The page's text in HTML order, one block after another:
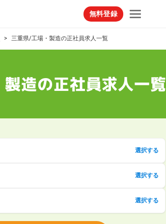
無料登録
三重県/工場・製造の正社員求人一覧
造の正社員求人一覧
選択する
選択する
選択する